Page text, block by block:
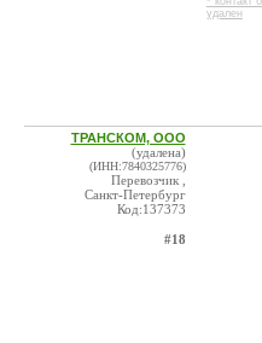
удален
ТРАНСКОМ, ООО
(удалена)
(ИНН:7840325776)
Перевозчик ,
Санкт-Петербург
Код:137373
#18